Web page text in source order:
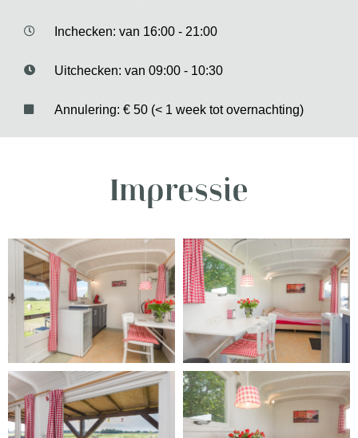
Inchecken: van 16:00 - 21:00
Uitchecken: van 09:00 - 10:30
Annulering: € 50 (< 1 week tot overnachting)
Impressie